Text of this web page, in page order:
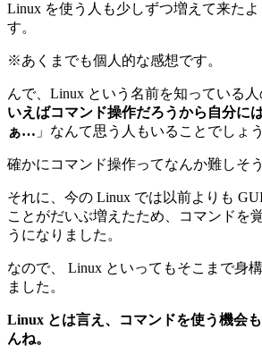
Linux を使う人も少しずつ増えて来た
す。
※あくまでも個人的な感想です。
んで、Linux という名前を知っている人
いえばコマンド操作だろうから自分に
ぁ… 」なんて思う人もいることでしょう
確かにコマンド操作ってなんか難しそ
それに、 今の Linux では以前よりも
ことがだいぶ増えたため、コマンドを
うになりました。
なので、 Linux といってもそこまで身
ました。
Linux とは言え、コマンドを使う機会
んね。